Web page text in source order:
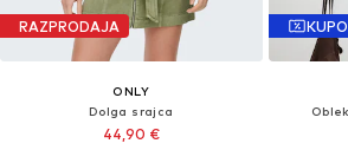
RAZPRODAJA
ONLY
Dolga srajca
44,90 €